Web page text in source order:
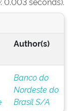
Author(s)
Banco do
Nordeste do
Brasil S/A